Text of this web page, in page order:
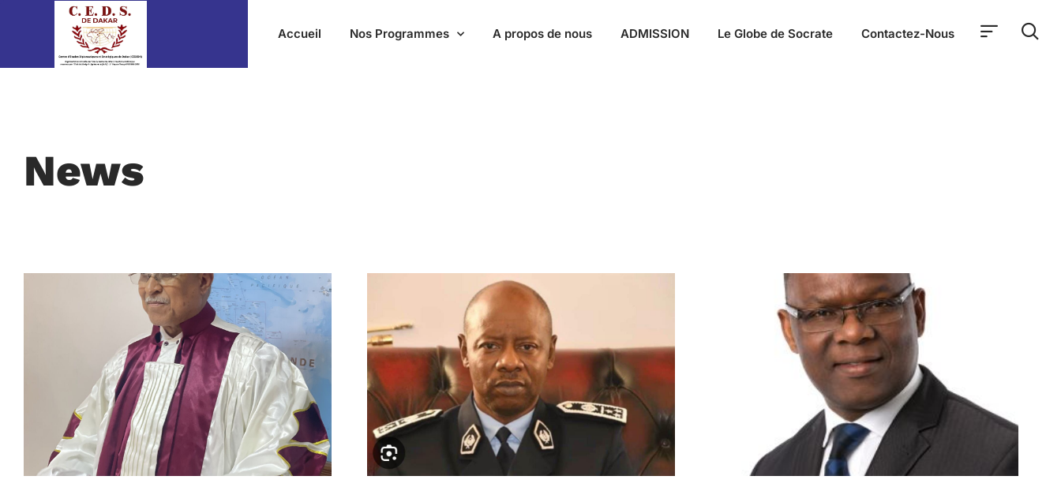
Accueil Nos Programmes A propos de nous ADMISSION Le Globe de Socrate Contactez-Nous
News